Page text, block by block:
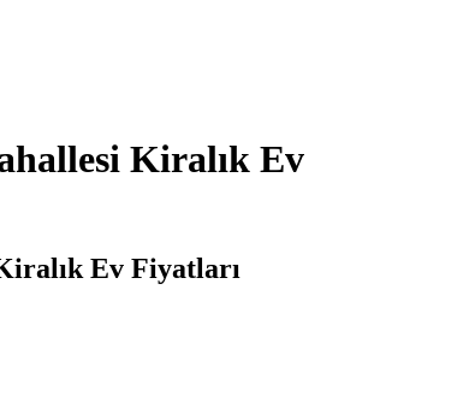
Kiralık Ev
Ev Fiyatları